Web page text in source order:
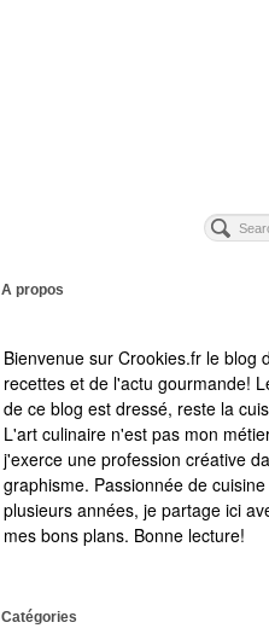
A propos
Bienvenue sur Crookies.fr le blog
recettes et de l'actu gourmande!
de ce blog est dressé, reste la
L'art culinaire n'est pas mon
j'exerce une profession créative
graphisme. Passionnée de
plusieurs années, je partage ici
mes bons plans. Bonne lecture!
Catégories